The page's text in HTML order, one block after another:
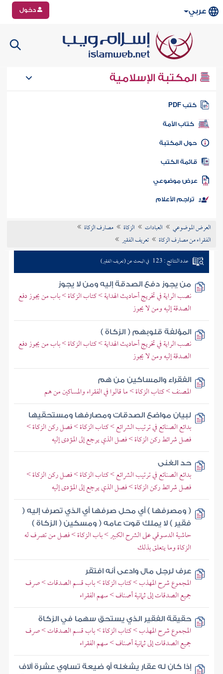
عربي دخول
المكتبة الإسلامية
كتب PDF
كتاب الأمة
المكتبة
الكتب
موضوعي
تراجم الأعلام
العرض الموضوعي العبادات الزكاة
مصارف الزكاة
الفقراء من مصارف الزكاة
تعريف الفقير
عدد النتائج : 123 في البحث عن (تعريف الفقير)
من يجوز دفع الصدقة إليه ومن لا يجوز
نصب الراية في تخريج أحاديث الهداية > كتاب الزكاة > باب من يجوز دفع
الصدقة إليه ومن لا يجوز
المؤلفة قلوبهم ( الزكاة )
نصب الراية في تخريج أحاديث الهداية > كتاب الزكاة > باب من يجوز دفع
الصدقة إليه ومن لا يجوز
الفقراء والمساكين من هم
المصنف > كتاب الزكاة > ما قالوا في الفقراء والمساكين من هم
لبيان مواضع الصدقات ومصارفها ومستحقيها
بدائع الصنائع في ترتيب الشرائع > كتاب الزكاة > فصل ركن الزكاة >
فصل شرائط ركن الزكاة > فصل الذي يرجع إلى المؤدى إليه
حد الغنى
بدائع الصنائع في ترتيب الشرائع > كتاب الزكاة > فصل ركن الزكاة >
فصل شرائط ركن الزكاة > فصل الذي يرجع إلى المؤدى إليه
( ومصرفها ) أي محل صرفها أي الذي تصرف إليه (
فقير ) لا يملك قوت عامه ( ومسكين ( الزكاة )
حاشية الدسوقي على الشرح الكبير > باب الزكاة > فصل من تصرف له
الزكاة وما يتعلق بذلك
عرف لرجل مال وادعى أنه افتقر
المجموع شرح المهذب > كتاب الزكاة > باب قسم الصدقات > صرف
جميع الصدقات إلى ثمانية أصناف > سهم الفقراء
حقيقة الفقير الذي يستحق سهما في الزكاة
المجموع شرح المهذب > كتاب الزكاة > باب قسم الصدقات > صرف
جميع الصدقات إلى ثمانية أصناف > سهم الفقراء
إذا كان له عقار يشغله أو ضيعة تساوي عشرة آلاف